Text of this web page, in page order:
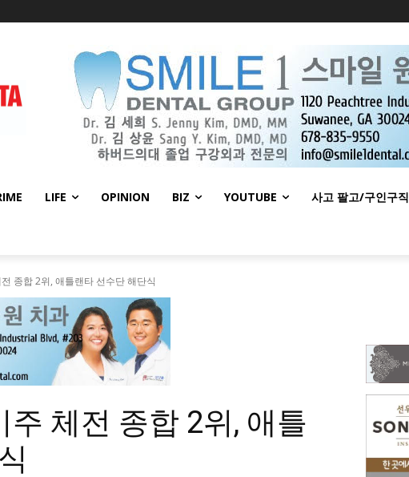
LIFE OPINION BIZ YOUTUBE 사고 팔고/구인구직
종합 2위, 애틀랜타 선수단 해단식
주 체전 종합 2위, 애틀